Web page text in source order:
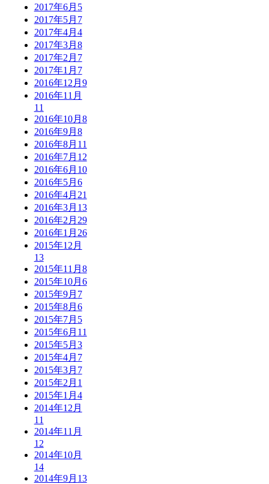
2017年6月 5
2017年5月 7
2017年4月 4
2017年3月 8
2017年2月 7
2017年1月 7
2016年12月 9
2016年11月
11
2016年10月 8
2016年9月 8
2016年8月 11
2016年7月 12
2016年6月 10
2016年5月 6
2016年4月 21
2016年3月 13
2016年2月 29
2016年1月 26
2015年12月
13
2015年11月 8
2015年10月 6
2015年9月 7
2015年8月 6
2015年7月 5
2015年6月 11
2015年5月 3
2015年4月 7
2015年3月 7
2015年2月 1
2015年1月 4
2014年12月
11
2014年11月
12
2014年10月
14
2014年9月 13